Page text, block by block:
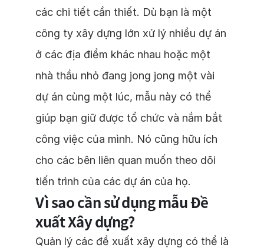
các chi tiết cần thiết. Dù bạn là một
công ty xây dựng lớn xử lý nhiều dự án
ở các địa điểm khác nhau hoặc một
nhà thầu nhỏ đang jong jong một vài
dự án cùng một lúc, mẫu này có thể
giúp bạn giữ được tổ chức và nắm bắt
công việc của mình. Nó cũng hữu ích
cho các bên liên quan muốn theo dõi
tiến trình của các dự án của họ.
Vì sao cần sử dụng mẫu Đề
xuất Xây dựng?
Quản lý các đề xuất xây dựng có thể là